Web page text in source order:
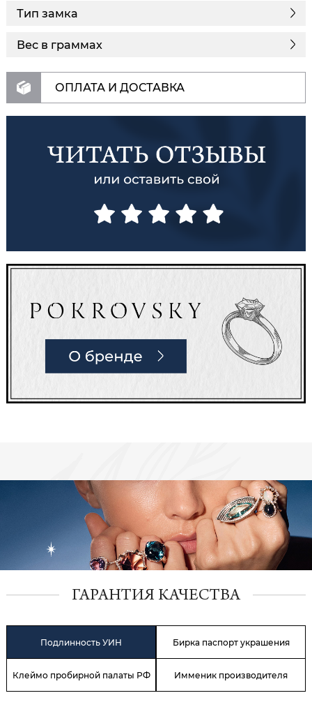
Тип замка
Вес в граммах
ОПЛАТА И ДОСТАВКА
ГАРАНТИЯ КАЧЕСТВА
Подлинность УИН Бирка паспорт украшения
Клеймо пробирной палаты РФ Имменик производителя